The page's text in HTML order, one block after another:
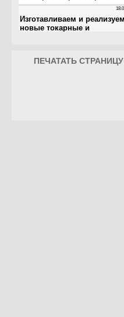
ПЕЧАТАТЬ СТРАНИЦУ